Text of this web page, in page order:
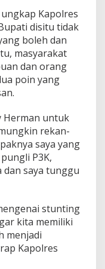
Kapolres
disitu tidak
boleh dan
masyarakat
dan orang
poin yang
Herman untuk
rekan-
saya yang
P3K,
dan saya tunggu
stunting
kita memiliki
menjadi
Kapolres